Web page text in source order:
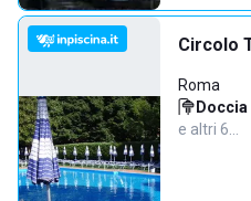
Circolo
Roma
e altri 6…